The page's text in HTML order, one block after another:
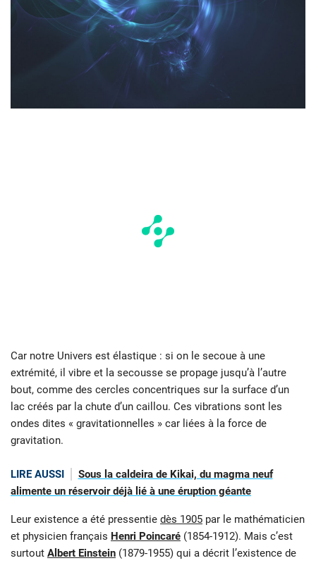
Car notre Univers est élastique : si on le secoue à une
extrémité, il vibre et la secousse se propage jusqu’à l’autre
bout, comme des cercles concentriques sur la surface d’un
lac créés par la chute d’un caillou. Ces vibrations sont les
ondes dites « gravitationnelles » car liées à la force de
gravitation.
LIRE AUSSI
Sous la caldeira de Kikai, du magma neuf
alimente un réservoir déjà lié à une éruption géante
Leur existence a été pressentie dès 1905 par le mathématicien
et physicien français Henri Poincaré (1854-1912). Mais c’est
surtout Albert Einstein (1879-1955) qui a décrit l’existence de